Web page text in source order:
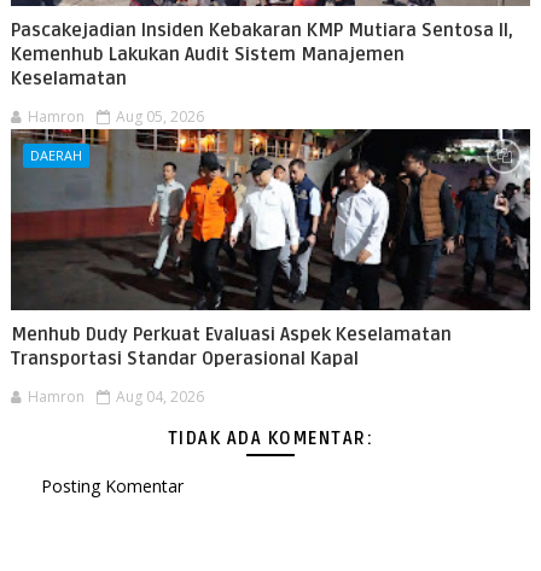
Pascakejadian Insiden Kebakaran KMP Mutiara Sentosa II,
Kemenhub Lakukan Audit Sistem Manajemen
Keselamatan
Hamron Aug 05, 2026
DAERAH
Menhub Dudy Perkuat Evaluasi Aspek Keselamatan
Transportasi Standar Operasional Kapal
Hamron Aug 04, 2026
TIDAK ADA KOMENTAR:
Posting Komentar